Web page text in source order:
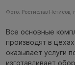
Фото: Ростислав Нетисов,
Все основные
производят в
оказывает услуги
изготавливает